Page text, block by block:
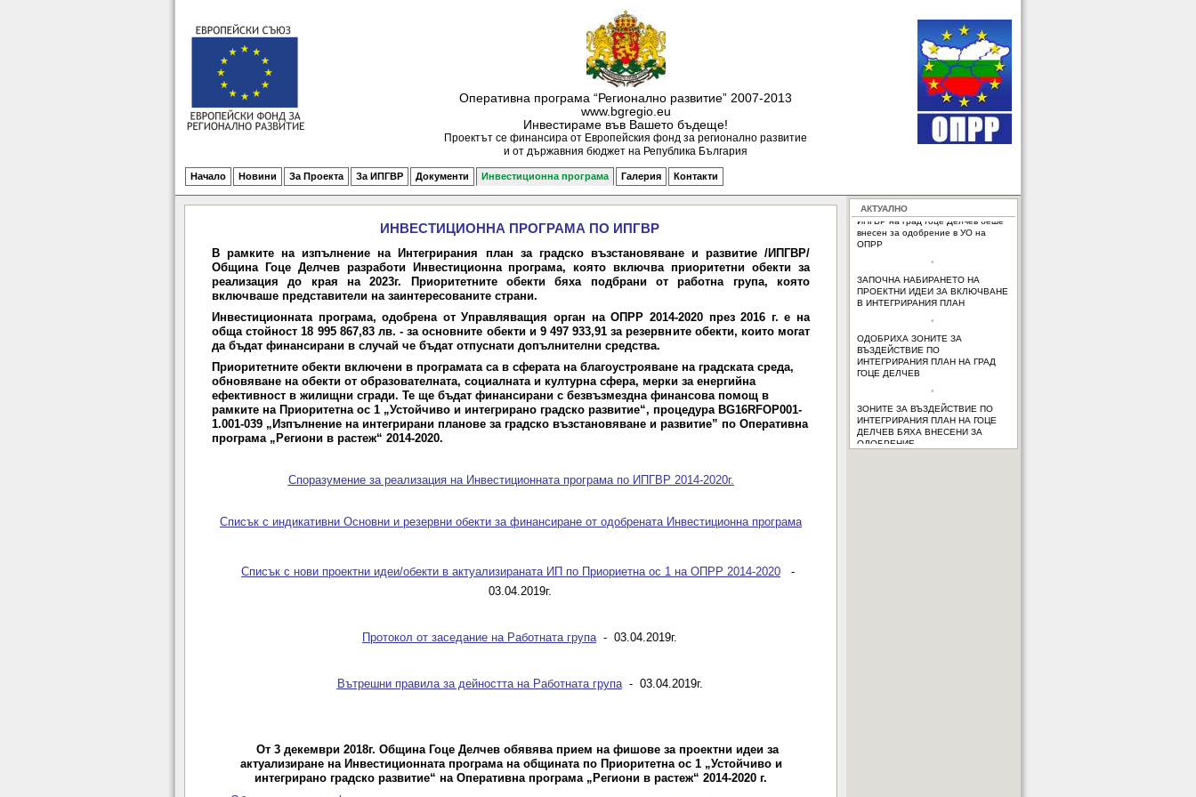
Оперативна програма “Регионално развитие” 2007-2013
www.bgregio.eu
Инвестираме във Вашето бъдеще!
Проектът се финансира от Европейския фонд за регионално развитие
и от държавния бюджет на Република България
Начало Новини За Проекта За ИПГВР Документи Инвестиционна програма Галерия Контакти
ИНВЕСТИЦИОННА ПРОГРАМА ПО ИПГВР
В рамките на изпълнение на Интегрирания план за градско възстановяване и развитие /ИПГВР/
Община Гоце Делчев разработи Инвестиционна програма, която включва приоритетни обекти за
реализация до края на 2023г. Приоритетните обекти бяха подбрани от работна група, която
включваше представители на заинтересованите страни.
Инвестиционната програма, одобрена от Управляващия орган на ОПРР 2014-2020 през 2016 г. е на
обща стойност 18 995 867,83 лв. - за основните обекти и 9 497 933,91 за резервните обекти, които могат
да бъдат финансирани в случай че бъдат отпуснати допълнителни средства.
Приоритетните обекти включени в програмата са в сферата на благоустрояване на градската среда,
обновяване на обекти от образователната, социалната и културна сфера, мерки за енергийна
ефективност в жилищни сгради. Те ще бъдат финансирани с безвъзмездна финансова помощ в
рамките наПриоритетна ос 1 „Устойчиво и интегрирано градско развитие“, процедура BG16RFOP001-
1.001-039 „Изпълнение на интегрирани планове за градско възстановяване и развитие” по Оперативна
програма „Региони в растеж“ 2014-2020.
Споразумение за реализация на Инвестиционната програма по ИПГВР 2014-2020г.
Списък с индикативни Основни и резервни обекти за финансиране от одобрената Инвестиционна програма
Списък с нови проектни идеи/обекти в актуализираната ИП по Приориетна ос 1 на ОПРР 2014-2020 -
03.04.2019г.
Протокол от заседание на Работната група - 03.04.2019г.
Вътрешни правила за дейността на Работната група- 03.04.2019г.
От 3 декември 2018г. Община Гоце Делчев обявява прием на фишове за проектни идеи за
актуализиране на Инвестиционната програма на общината по Приоритетна ос 1 „Устойчиво и
интегрирано градско развитие“ на Оперативна програма „Региони в растеж“ 2014-2020 г.
АКТУАЛНО
УО на ОПРР одобри
ИПГВР на град Гоце Делчев беше
внесен за одобрение в УО на
ОПРР
ПРОЕКТНИ ИДЕИ ЗА ВКЛЮЧВАНЕ
В ИНТЕГРИРАНИЯ ПЛАН
ВЪЗДЕЙСТВИЕ ПО
ИНТЕГРИРАНИЯ ПЛАН НА ГРАД
ГОЦЕ ДЕЛЧЕВ
ИНТЕГРИРАНИЯ ПЛАН НА ГОЦЕ
ДЕЛЧЕВ БЯХА ВНЕСЕНИ ЗА
ОДОБРЕНИЕ